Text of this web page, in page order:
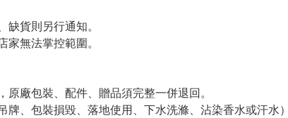
貨則另行通知。
無法掌控範圍。
廠包裝、配件、贈品須完整一併退回。
、包裝損毀、落地使用、下水洗滌、沾染香水或汗水